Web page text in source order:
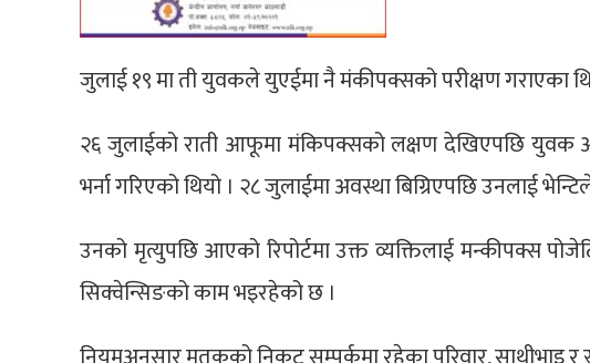
जुलाई १९ मा ती युवकले युएईमा नै मंकीपक्सको परीक्षण गराएका
२६ जुलाईको राती आफूमा मंकिपक्सको लक्षण देखिएपछि युवक
भर्ना गरिएको थियो । २८ जुलाईमा अवस्था बिग्रिएपछि उनलाई
उनको मृत्युपछि आएको रिपोर्टमा उक्त व्यक्तिलाई मन्कीपक्स
सिक्वेन्सिङको काम भइरहेको छ ।